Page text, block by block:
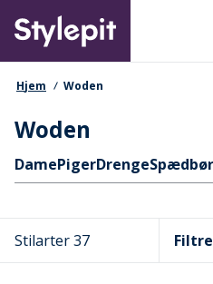
main
content
Primary
navigationssti
Hjem Woden
Woden
Hurtige links
DamePigerDrenge
Stilarter 37